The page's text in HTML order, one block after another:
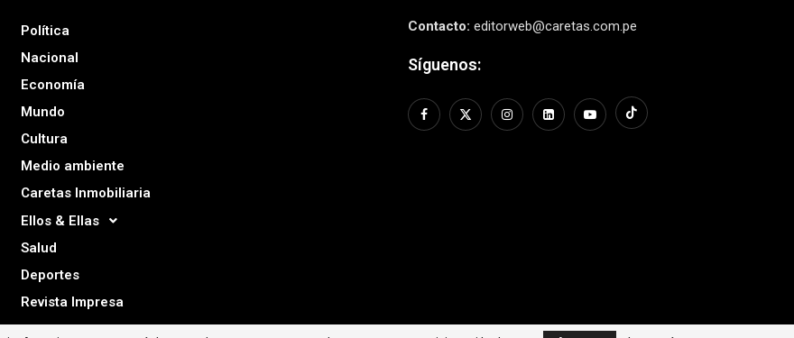
Política
Nacional
Economía
Mundo
Cultura
Medio ambiente
Caretas Inmobiliaria
Ellos & Ellas
Salud
Deportes
Revista Impresa
Contacto: editorweb@caretas.com.pe
Síguenos: